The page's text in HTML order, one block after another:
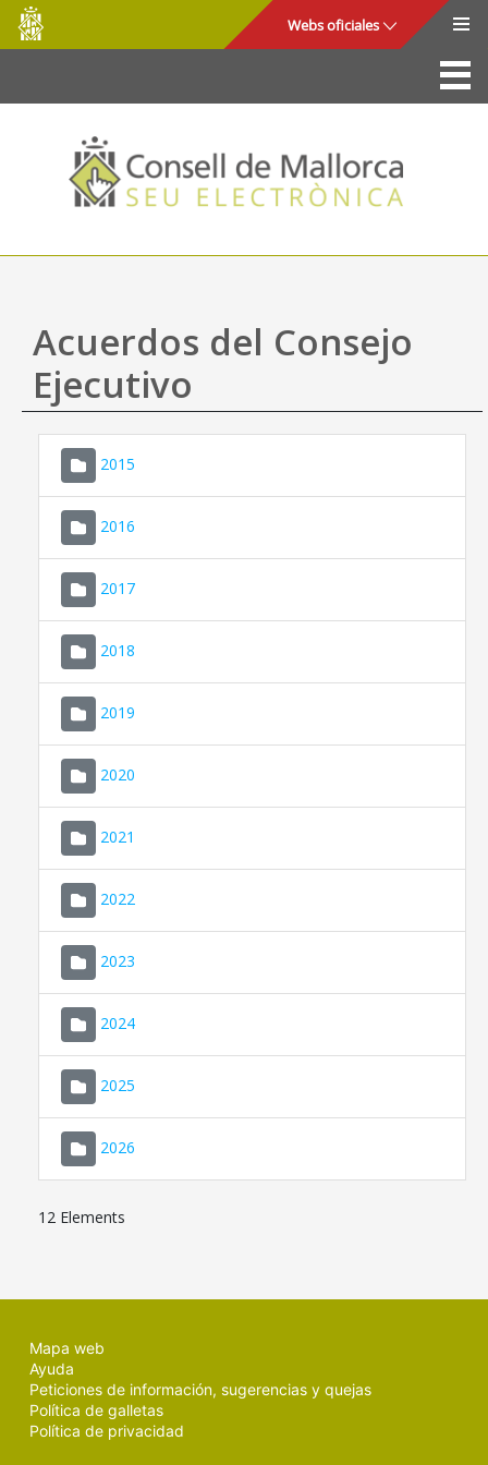
Saltar al contenido principal
Consell
de
Mallorca
Webs oficiales
La Sede
Consejo de Mallorca
Acceso y seguridad
Utilidades
Mapa web
Ayuda
Acuerdos del Consejo
Ejecutivo
2015
2016
2017
2018
2019
2020
2021
2022
2023
2024
2025
2026
12 Elements
Mapa web
Ayuda
Peticiones de información, sugerencias y quejas
Política de galletas
Política de privacidad